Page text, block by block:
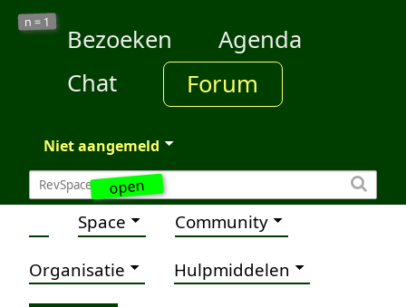
open
n = 1
Bezoeken
Agenda
Chat
Forum
Niet aangemeld
Space Community
Organisatie Hulpmiddelen